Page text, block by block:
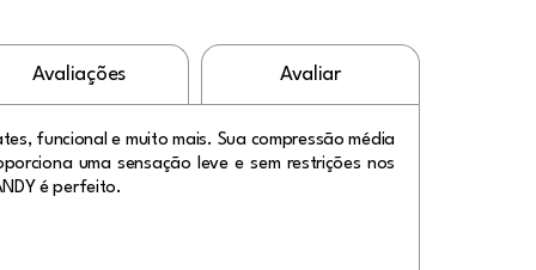
Avaliações Avaliar
funcional e muito mais. Sua compressão média
uma sensação leve e sem restrições nos
é perfeito.